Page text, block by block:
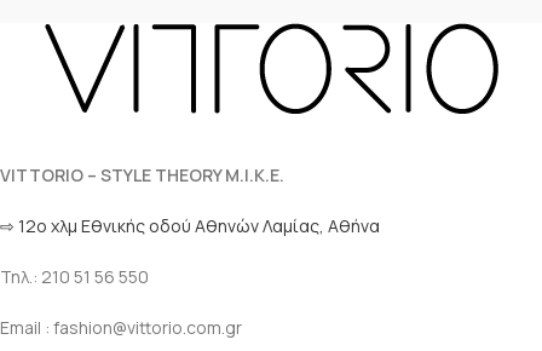
VITTORIO – STYLE THEORY M.I.K.E.
⇨ 12ο χλμ Eθνικής οδού Αθηνών Λαμίας, Αθήνα
Τηλ.: 210 51 56 550
Email : fashion@vittorio.com.gr